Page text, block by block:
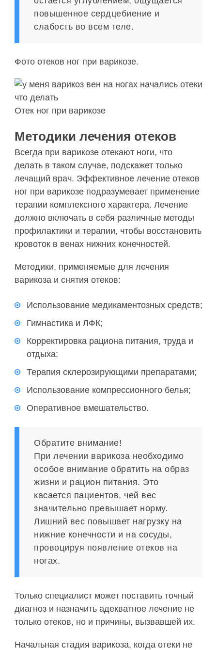
повышенное сердцебиение и
слабость во всем теле.
Фото отеков ног при варикозе.
Отек ног при варикозе
Методики лечения отеков
Всегда при варикозе отекают ноги, что
делать в таком случае, подскажет только
лечащий врач. Эффективное лечение отеков
ног при варикозе подразумевает применение
терапии комплексного характера. Лечение
должно включать в себя различные методы
профилактики и терапии, чтобы восстановить
кровоток в венах нижних конечностей.
Методики, применяемые для лечения
варикоза и снятия отеков:
Использование медикаментозных средств;
Гимнастика и ЛФК;
Корректировка рациона питания, труда и
отдыха;
Терапия склерозирующими препаратами;
Использование компрессионного белья;
Оперативное вмешательство.
Обратите внимание!
При лечении варикоза необходимо
особое внимание обратить на образ
жизни и рацион питания. Это
касается пациентов, чей вес
значительно превышает норму.
Лишний вес повышает нагрузку на
нижние конечности и на сосуды,
провоцируя появление отеков на
ногах.
Только специалист может поставить точный
диагноз и назначить адекватное лечение не
только отеков, но и причины, вызвавшей их.
Начальная стадия варикоза, когда отеки не